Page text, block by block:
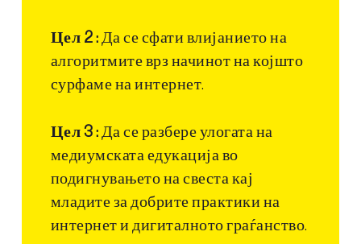
Цел 2 : Да се сфати влијанието на
алгоритмите врз начинот на којшто
сурфаме на интернет.
Цел 3 : Да се разбере улогата на
медиумската едукација во
подигнувањето на свеста кај
младите за добрите практики на
интернет и дигиталното граѓанство.